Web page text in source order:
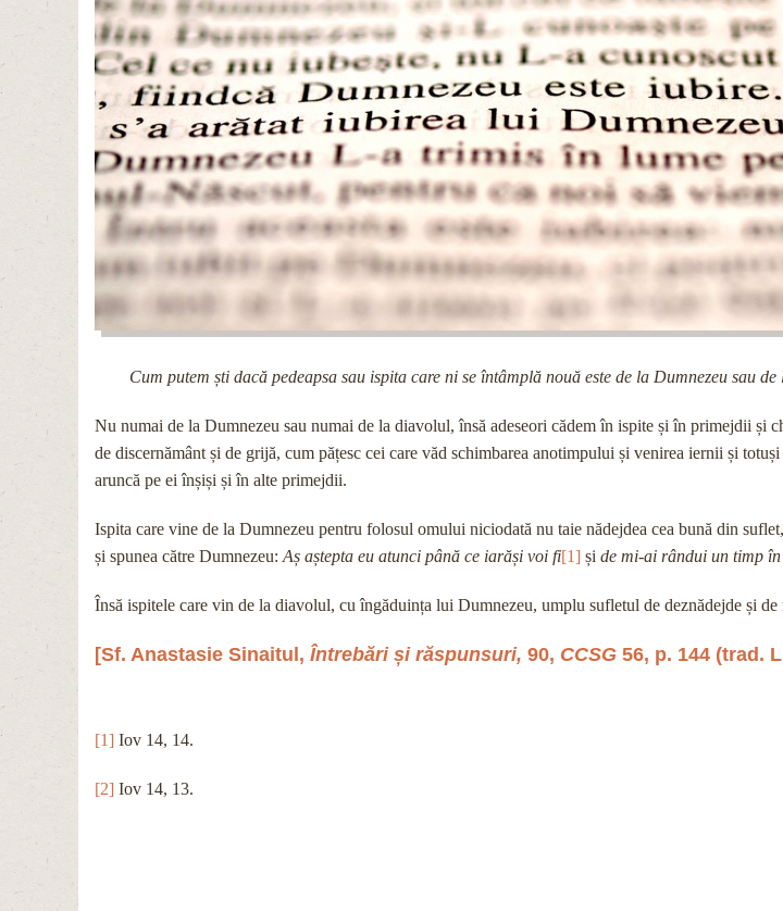
Cum putem ști dacă pedeapsa sau ispita care ni se întâmplă nouă este de la Dumnezeu sau de
Nu numai de la Dumnezeu sau numai de la diavolul, însă adeseori cădem în ispite și în primejdii și
de discernământ și de grijă, cum pățesc cei care văd schimbarea anotimpului și venirea iernii și
aruncă pe ei înșiși și în alte primejdii.
Ispita care vine de la Dumnezeu pentru folosul omului niciodată nu taie nădejdea cea bună din
și spunea către Dumnezeu: Aș aștepta eu atunci până ce iarăși voi fi[1] și de mi-ai rândui un timp
Însă ispitele care vin de la diavolul, cu îngăduința lui Dumnezeu, umplu sufletul de deznădejde și de
[Sf. Anastasie Sinaitul, Întrebări și răspunsuri, 90, CCSG 56, p. 144 (trad.
[1] Iov 14, 14.
[2] Iov 14, 13.